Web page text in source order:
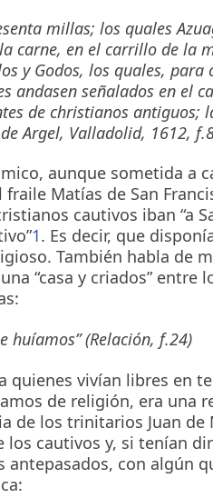
millas; los quales
carne, en el carrillo de la
y Godos, los quales, para
andasen señalados en el
de christianos antiguos;
Argel, Valladolid, 1612,
aunque sometida a
Matías de San
cautivos iban “a
1. Es decir, que
También habla de
“casa y criados” entre
(Relación, f.24)
quienes vivían libres en
de religión, era una
de los trinitarios Juan de
los cautivos y, si tenían
antepasados, con algún